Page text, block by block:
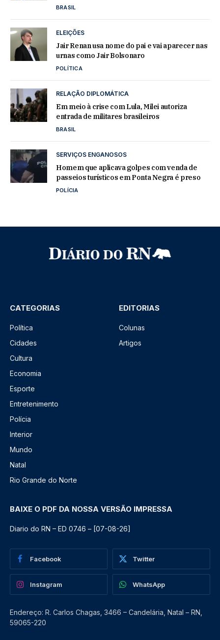
BRASIL
ELEIÇÕES
Jair Renan usa nome do pai e vai aparecer nas
urnas como Jair Bolsonaro
POLÍTICA
RELAÇÃO DIPLOMÁTICA
Em meio à crise com Lula, Milei autoriza
entrada de militares brasileiros
BRASIL
SERVIÇOS ENGANOSOS
Homem que aplicava golpes com venda de
passeios turísticos em Ponta Negra é preso
POLÍCIA
CATEGORIAS
Política
Cidades
Cultura
Economia
Esporte
Entretenimento
Polícia
Interior
Mundo
Natal
Rio Grande do Norte
EDITORIAS
Colunas
Artigos
BAIXE O PDF DA NOSSA VERSÃO IMPRESSA
Diario do RN – ED 0746 – [07-08-26]
Facebook Twitter
Instagram WhatsApp
Endereço: R. Carlos Chagas, 3466 – Candelária, Natal – RN,
59065-220